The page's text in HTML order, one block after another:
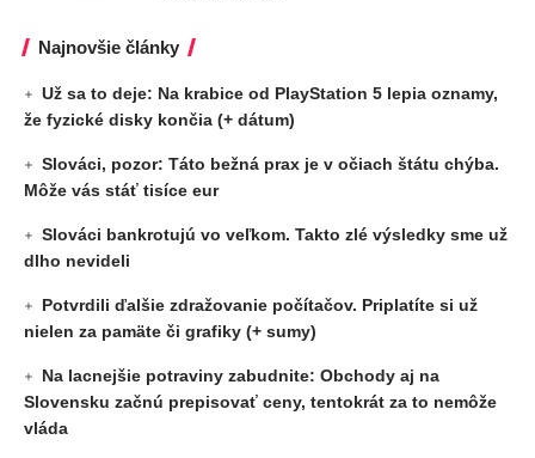
Najnovšie články
Už sa to deje: Na krabice od PlayStation 5 lepia oznamy,
že fyzické disky končia (+ dátum)
Slováci, pozor: Táto bežná prax je v očiach štátu chýba.
Môže vás stáť tisíce eur
Slováci bankrotujú vo veľkom. Takto zlé výsledky sme už
dlho nevideli
Potvrdili ďalšie zdražovanie počítačov. Priplatíte si už
nielen za pamäte či grafiky (+ sumy)
Na lacnejšie potraviny zabudnite: Obchody aj na
Slovensku začnú prepisovať ceny, tentokrát za to nemôže
vláda